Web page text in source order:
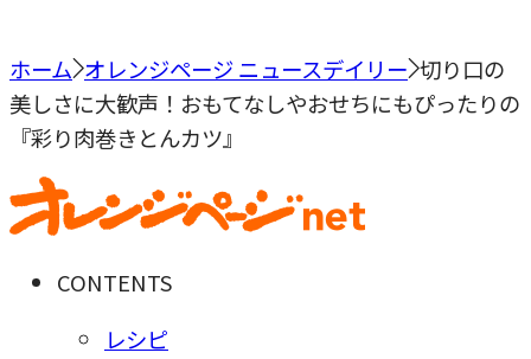
ホーム オレンジページ ニュースデイリー 切り口の
美しさに大歓声！おもてなしやおせちにもぴったりの
『彩り肉巻きとんカツ』
CONTENTS
レシピ